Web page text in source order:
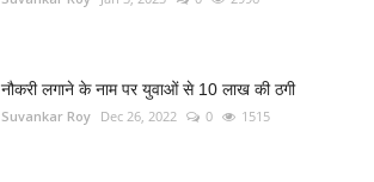
नौकरी लगाने के नाम पर युवाओं से 10 लाख की ठगी
Suvankar Roy Dec 26, 2022 0 1515